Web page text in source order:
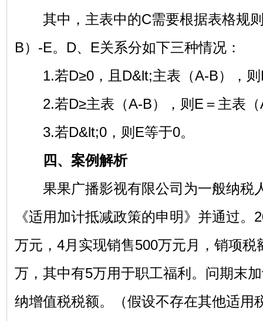
其中，主表中的C需要根据表格规则
B）-E。D、E关系分如下三种情况：
1.若D≥0，且D&lt;主表（A-B），则
2.若D≥主表（A-B），则E＝主表（
3.若D&lt;0，则E等于0。
四、案例解析
果果广播影视有限公司为一般纳税
《适用加计抵减政策的申明》并通过。
万元，4月实现销售500万元月，销项税
万，其中有5万用于职工福利。问期末
纳增值税税额。（假设不存在其他适用